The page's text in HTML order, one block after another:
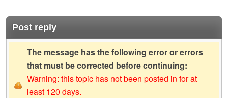
Post reply
The message has the following error or errors
that must be corrected before continuing:
Warning: this topic has not been posted in for at
least 120 days.